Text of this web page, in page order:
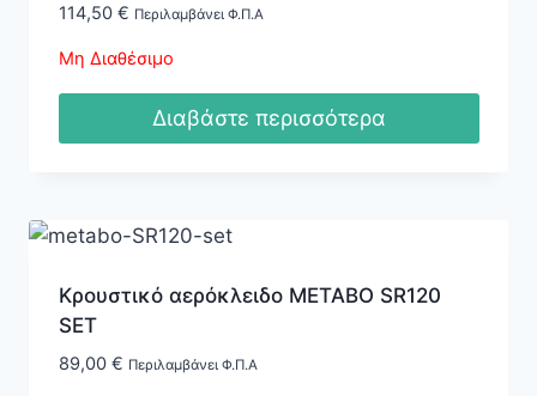
114,50 € Περιλαμβάνει Φ.Π.Α
Μη Διαθέσιμο
Διαβάστε περισσότερα
Κρουστικό αερόκλειδο METABO SR120
SET
89,00 € Περιλαμβάνει Φ.Π.Α